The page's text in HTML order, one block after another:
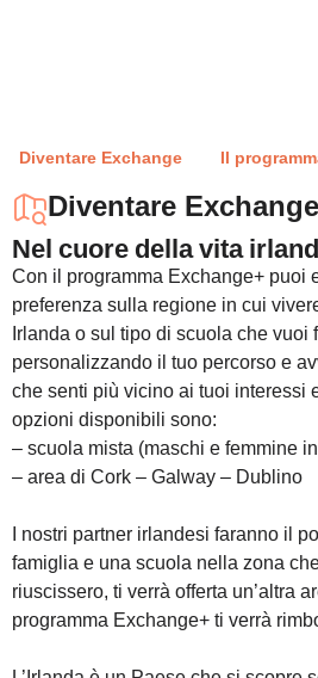
Diventare Exchange Il
Diventare Exchange
Nel cuore della vita
Con il programma Exchange+ puoi
preferenza sulla regione in cui
Irlanda o sul tipo di scuola che vuoi
personalizzando il tuo percorso e
che senti più vicino ai tuoi interessi
opzioni disponibili sono:
– scuola mista (maschi e femmine
– area di Cork – Galway – Dublino
I nostri partner irlandesi faranno il
famiglia e una scuola nella zona
riuscissero, ti verrà offerta un’altra
programma Exchange+ ti verrà